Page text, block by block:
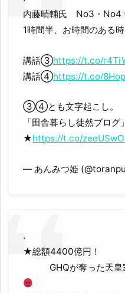
内藤晴輔氏 No3・No4
1時間半、お時間のある時
講話③https://t.co/
講話④https://t.co/
③④とも文字起こし。
「田舎暮らし徒然ブログ」
★https://t.co/
— あんみつ姫
.
★総額4400億円！
GHQが奪った天皇家